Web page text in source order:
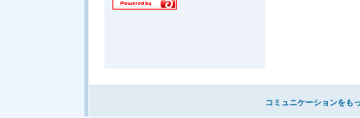
コミュニケーションをも